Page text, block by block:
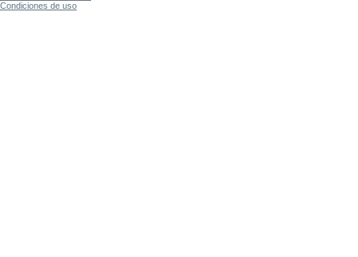
Condiciones de uso